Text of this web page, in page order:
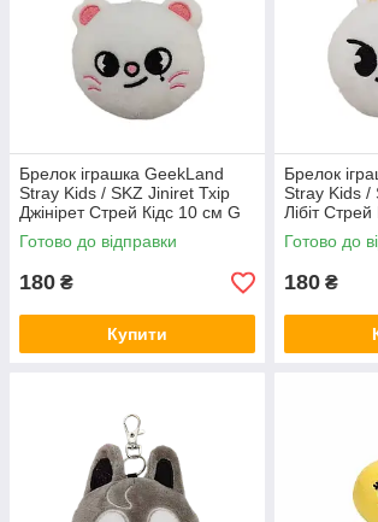
Брелок іграшка GeekLand
Stray Kids / SKZ Jiniret Тхір
Джінірет Стрей Кідс 10 см G
SKZ J08
Готово до відправки
180 ₴
Купити
Брелок
Stray Kids /
Лібіт
SKZ L 06
Готово до
180 ₴